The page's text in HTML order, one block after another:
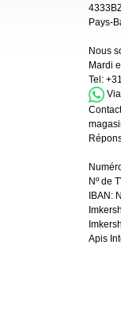
Pays-
Nous
Mardi
Tel:
Nº de
IBAN:
Apis